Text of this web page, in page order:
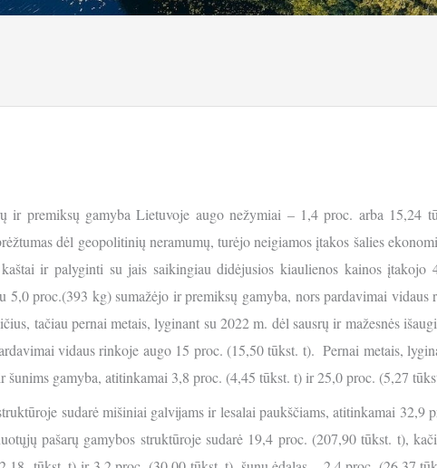
ir premiksų gamyba Lietuvoje augo nežymiai – 1,4 proc. arba 15,24
dėl geopolitinių neramumų, turėjo neigiamos įtakos šalies
ir palyginti su jais saikingiau didėjusios kiaulienos kainos
5,0 proc.(393 kg) sumažėjo ir premiksų gamyba, nors pardavimai
tačiau pernai metais, lyginant su 2022 m. dėl sausrų ir mažesnės
vidaus rinkoje augo 15 proc. (15,50 tūkst. t). Pernai metais,
gamyba, atitinkamai 3,8 proc. (4,45 tūkst. t) ir 25,0 proc. (5,27
sudarė mišiniai galvijams ir lesalai paukščiams, atitinkamai 32,9
pašarų gamybos struktūroje sudarė 19,4 proc. (207,90 tūkst. t),